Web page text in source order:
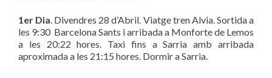
1er Dia. Divendres 28 d’Abril. Viatge tren Alvia. Sortida a
les 9:30 Barcelona Sants i arribada a Monforte de Lemos
a les 20:22 hores. Taxi fins a Sarria amb arribada
aproximada a les 21:15 hores. Dormir a Sarria.